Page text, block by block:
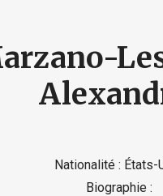
Nationalité : États-
Biographie :